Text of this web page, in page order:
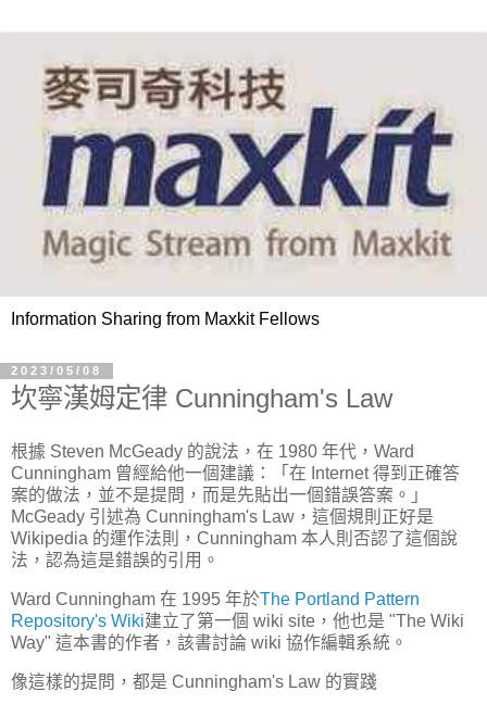
Information Sharing from Maxkit Fellows
2023/05/08
坎寧漢姆定律 Cunningham's Law
根據 Steven McGeady 的說法，在 1980 年代，Ward
Cunningham 曾經給他一個建議：「在 Internet 得到正確答
案的做法，並不是提問，而是先貼出一個錯誤答案。」
McGeady 引述為 Cunningham's Law，這個規則正好是
Wikipedia 的運作法則，Cunningham 本人則否認了這個說
法，認為這是錯誤的引用。
Ward Cunningham 在 1995 年於The Portland Pattern
Repository's Wiki建立了第一個 wiki site，他也是 "The Wiki
Way" 這本書的作者，該書討論 wiki 協作編輯系統。
像這樣的提問，都是 Cunningham's Law 的實踐